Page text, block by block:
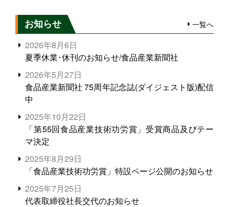
お知らせ 一覧へ
2026年8月6日
夏季休業･休刊のお知らせ/食品産業新聞社
2026年5月27日
食品産業新聞社 75周年記念誌(ダイジェスト版)配信
中
2025年10月22日
「第55回食品産業技術功労賞」受賞商品及びテー
マ決定
2025年8月29日
「食品産業技術功労賞」特設ページ公開のお知らせ
2025年7月25日
代表取締役社長交代のお知らせ